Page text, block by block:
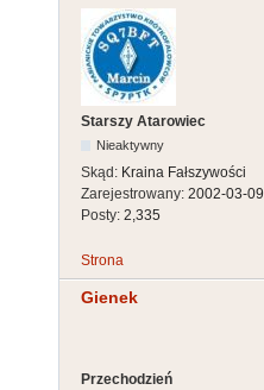
Starszy Atarowiec
Nieaktywny
Skąd: Kraina Fałszywości
Zarejestrowany: 2002-03-09
Posty: 2,335
Strona
Gienek
Przechodzień